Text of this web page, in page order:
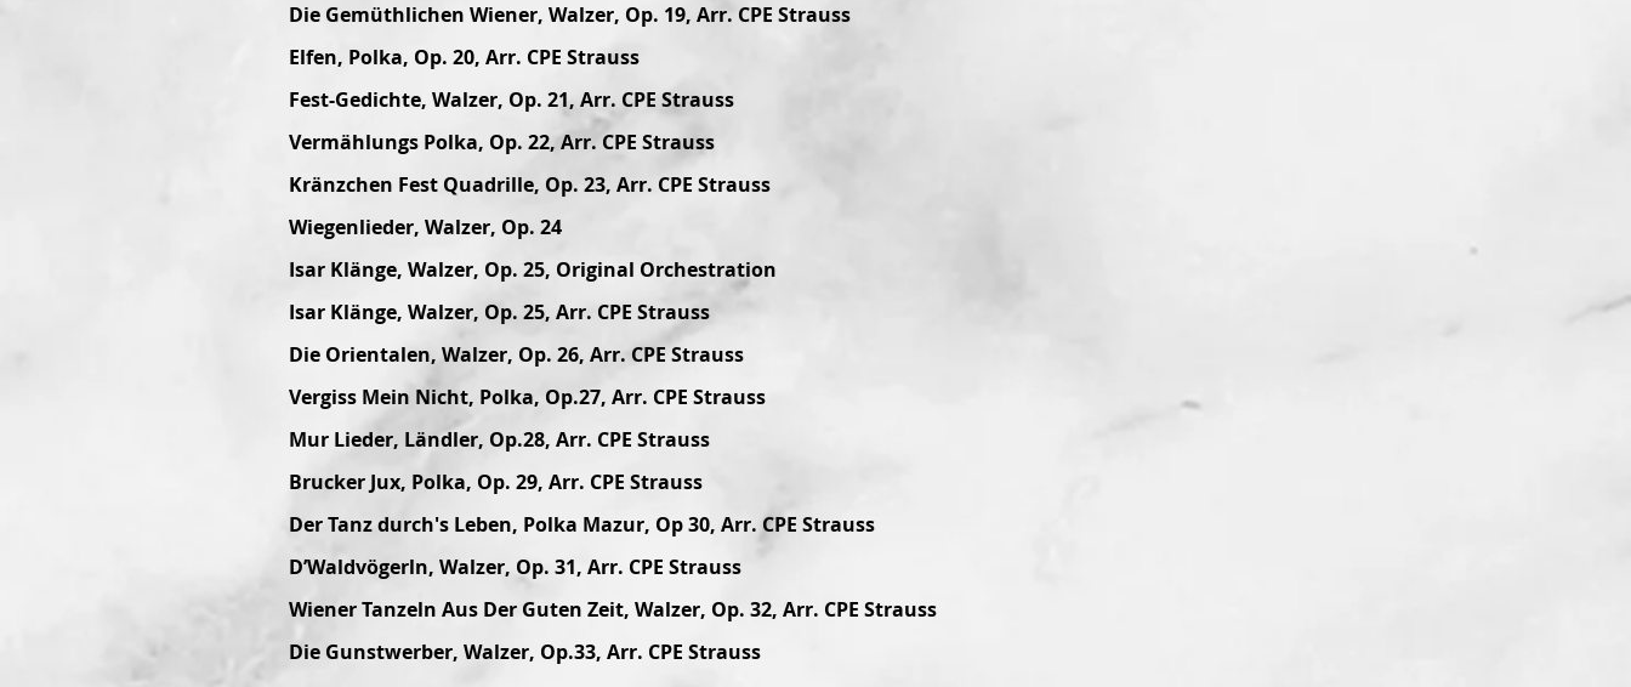
Die Gemüthlichen Wiener, Walzer, Op. 19, Arr. CPE Strauss
Elfen, Polka, Op. 20, Arr. CPE Strauss
Fest-Gedichte, Walzer, Op. 21, Arr. CPE Strauss
Vermählungs Polka, Op. 22, Arr. CPE Strauss
Kränzchen Fest Quadrille, Op. 23, Arr. CPE Strauss
Wiegenlieder, Walzer, Op. 24
Isar Klänge, Walzer, Op. 25, Original Orchestration
Isar Klänge, Walzer, Op. 25, Arr. CPE Strauss
Die Orientalen, Walzer, Op. 26, Arr. CPE Strauss
Vergiss Mein Nicht, Polka, Op.27, Arr. CPE Strauss
Mur Lieder, Ländler, Op.28, Arr. CPE Strauss
Brucker Jux, Polka, Op. 29, Arr. CPE Strauss
Der Tanz durch's Leben, Polka Mazur, Op 30, Arr. CPE Strauss
D’Waldvögerln, Walzer, Op. 31, Arr. CPE Strauss
Wiener Tanzeln Aus Der Guten Zeit, Walzer, Op. 32, Arr. CPE Strauss
Die Gunstwerber, Walzer, Op.33, Arr. CPE Strauss